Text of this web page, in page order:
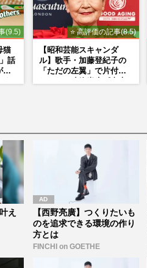
(9.5)
猫
話
明
⭐ 高評価の記事(8.5)
【昭和芸能スキャンダ
ル】歌手・加藤登紀子の
「ただの左翼」で片付け
え
【西野亮廣】つくりたいも
のを追求できる環境の作り
方とは
FINCHI on GOETHE